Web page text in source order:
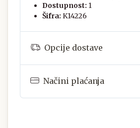
Dostupnost: 1
Šifra: K14226
Opcije dostave
Načini plaćanja